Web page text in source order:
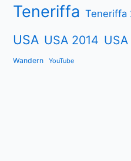
Teneriffa Teneriffa
USA USA 2014
Wandern YouTube